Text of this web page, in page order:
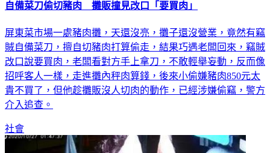
自備菜刀偷切豬肉 攤販撞見改口「要買肉」
屏東菜市場一處豬肉攤，天還沒亮，攤子還沒營業，竟然有竊
賊自備菜刀，擅自切豬肉打算偷走，結果巧遇老闆回來，竊賊
改口說要買肉，老闆看對方手上拿刀，不敢輕舉妄動，反而像
招呼客人一樣，走進攤內秤肉算錢，後來小偷嫌豬肉850元太
貴不買了，但他趁攤販沒人切肉的動作，已經涉嫌偷竊，警方
介入追查。
社會